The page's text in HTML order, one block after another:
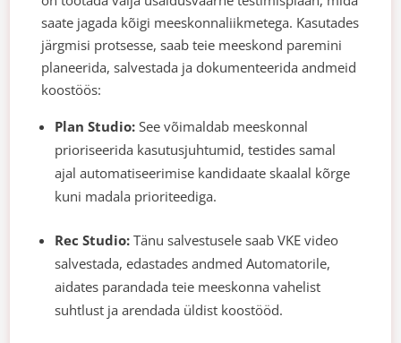
saate jagada kõigi meeskonnaliikmetega. Kasutades
järgmisi protsesse, saab teie meeskond paremini
planeerida, salvestada ja dokumenteerida andmeid
koostöös:
Plan Studio:See võimaldab meeskonnal
prioriseerida kasutusjuhtumid, testides samal
ajal automatiseerimise kandidaate skaalal kõrge
kuni madala prioriteediga.
Rec Studio: Tänu salvestusele saab VKE video
salvestada, edastades andmed Automatorile,
aidates parandada teie meeskonna vahelist
suhtlust ja arendada üldist koostööd.